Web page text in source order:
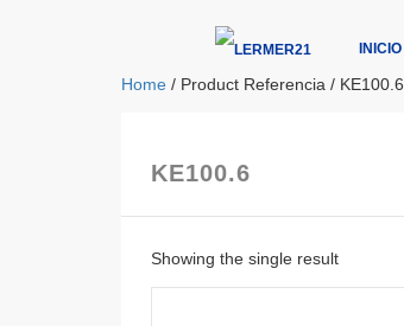
INICIO
Home / Product Referencia / KE100.6
KE100.6
Showing the single result